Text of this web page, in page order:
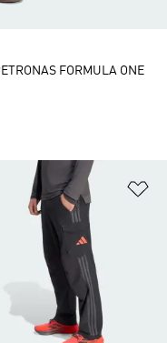
à Lista de Desejos
FORMULA ONE